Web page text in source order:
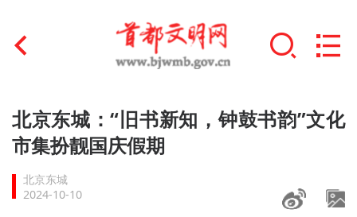
首页
文明创建
文明实践
北京东城：“旧书新知，钟鼓书韵”文化
市集扮靓国庆假期
北京东城
2024-10-10